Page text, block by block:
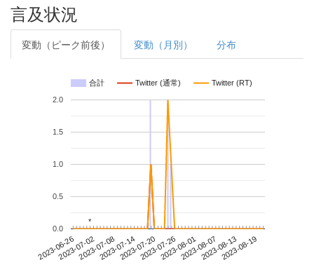
言及状況
変動（ピーク前後） 変動（月別） 分布
合計 Twitter (通常) Twitter (RT)
2023-06-262023-07-022023-07-082023-07-142023-07-202023-07-262023-08-012023-08-072023-08-132023-08-19
0.0
0.5
1.0
1.5
2.0
**